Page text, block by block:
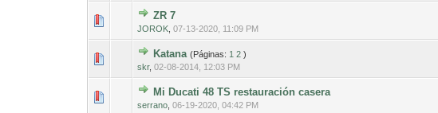
ZR 7
JOROK ,07-13-2020, 11:09 PM
Katana (Páginas: 1 2 )
skr,02-08-2014, 12:03 PM
Mi Ducati 48 TS restauración casera
serrano ,06-19-2020, 04:42 PM
0 voto(s) - Media 0 de 5